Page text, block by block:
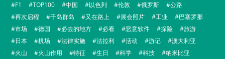
F1
TOP100 中国 以色列 伦敦 俄罗斯
公路
再次启程
千岛群岛 又在路上 展会照片 工业
巴塞罗那
市场
德国 必去的地方 必看 恶意软件 探险
旅游
日本
机场 法律实施 法拉利 活动 游记
澳大利亚
火山
火山作用 特征 生日 科学 科技
纳米比亚